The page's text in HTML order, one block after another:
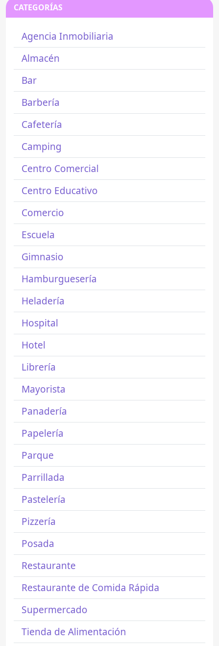
CATEGORÍAS
Agencia Inmobiliaria
Almacén
Bar
Barbería
Cafetería
Camping
Centro Comercial
Centro Educativo
Comercio
Escuela
Gimnasio
Hamburguesería
Heladería
Hospital
Hotel
Librería
Mayorista
Panadería
Papelería
Parque
Parrillada
Pastelería
Pizzería
Posada
Restaurante
Restaurante de Comida Rápida
Supermercado
Tienda de Alimentación